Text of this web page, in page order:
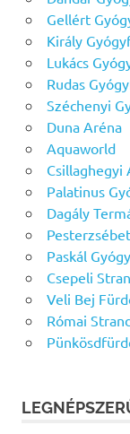
Gellért
Király
Lukács
Rudas
Széchenyi
Duna Aréna
Aquaworld
Csillaghegyi
Palatinus
Dagály
Paskál
Csepeli
Veli Bej
Római